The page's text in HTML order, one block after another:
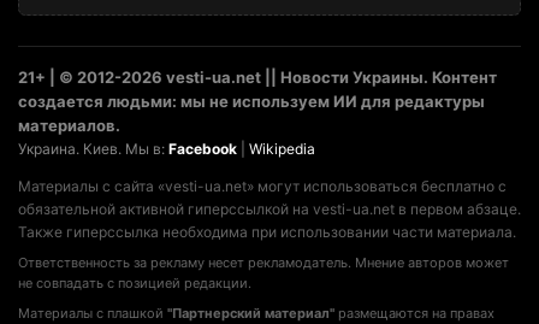
21+ | © 2012-2026 vesti-ua.net || Новости Украины. Контент
создается людьми: мы не используем ИИ для редактуры
материалов.
Украина. Киев. Мы в: Facebook Wikipedia
Материалы с сайта «vesti-ua.net» могут использоваться бесплатно с
обязательной активной гиперссылкой на vesti-ua.net в первом абзаце.
Также гиперссылка необходима при использовании части материала.
Ответственность за рекламу несет рекламодатель. Мнение авторов может
не совпадать с позицией редакции.
Материалы с плашкой "Партнерский материал" размещаются на правах